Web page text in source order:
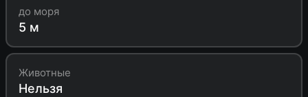
до моря
5 м
Животные
Нельзя